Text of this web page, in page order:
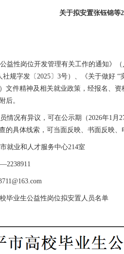
关于拟安置张钰锦等
益性岗位开发管理有关工作的通知》（
社规字发 〔 2025 〕 3号） 《关于做好 “
） 文件精神及相关就业政策 ，经报名、
后。
情况有异议，可在公示期（2026年1 月
的具体线索，可当面反映、书面反映、
就业和人才服务中心214室
238911
毕业生公益性岗位拟安置人员名单